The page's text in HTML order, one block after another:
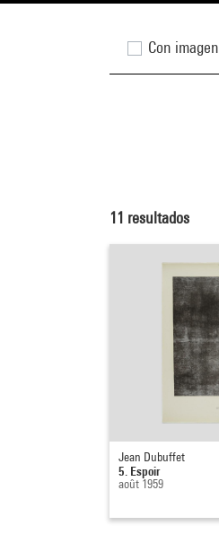
Con imagen
11 resultados
Jean Dubuffet
5. Espoir
août 1959